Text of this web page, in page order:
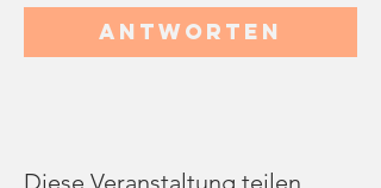
Antworten